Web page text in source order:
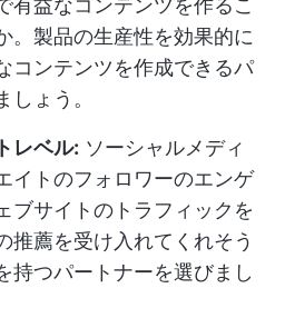
有益なコンテンツを作るこ
。製品の生産性を効果的に
コンテンツを作成できるパ
しょう。
レベル: ソーシャルメディ
イトのフォロワーのエンゲ
ブサイトのトラフィックを
推薦を受け入れてくれそう
持つパートナーを選びまし